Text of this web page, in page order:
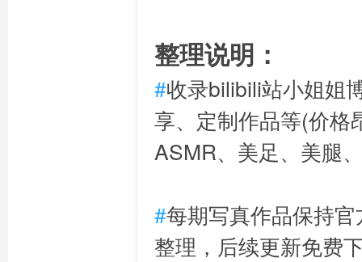
整理说明：
#收录bilibili站小姐姐
享、定制作品等(价格
ASMR、美足、美腿
#每期写真作品保持
整理，后续更新免费